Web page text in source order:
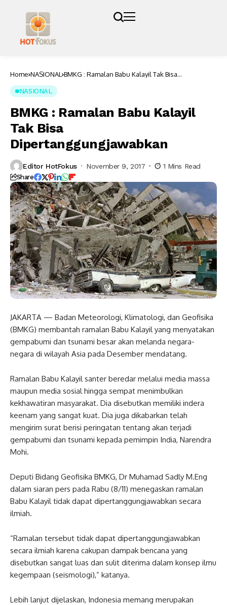
Home NASIONAL BMKG : Ramalan Babu Kalayil Tak Bisa
NASIONAL
BMKG : Ramalan Babu Kalayil
Tak Bisa
Dipertanggungjawabkan
Editor HotFokus November 9, 2017 1 Mins Read
Share
JAKARTA — Badan Meteorologi, Klimatologi, dan Geofisika
(BMKG) membantah ramalan Babu Kalayil yang menyatakan
gempabumi dan tsunami besar akan melanda negara-
negara di wilayah Asia pada Desember mendatang.
Ramalan Babu Kalayil santer beredar melalui media massa
maupun media sosial hingga sempat menimbulkan
kekhawatiran masyarakat. Dia disebutkan memiliki indera
keenam yang sangat kuat. Dia juga dikabarkan telah
mengirim surat berisi peringatan tentang akan terjadi
gempabumi dan tsunami kepada pemimpin India, Narendra
Mohi.
Deputi Bidang Geofisika BMKG, Dr Muhamad Sadly M.Eng
dalam siaran pers pada Rabu (8/11) menegaskan ramalan
Babu Kalayil tidak dapat dipertanggungjawabkan secara
ilmiah.
“Ramalan tersebut tidak dapat dipertanggungjawabkan
secara ilmiah karena cakupan dampak bencana yang
disebutkan sangat luas dan sulit diterima dalam konsep ilmu
kegempaan (seismologi),” katanya.
Lebih lanjut dijelaskan, Indonesia memang merupakan